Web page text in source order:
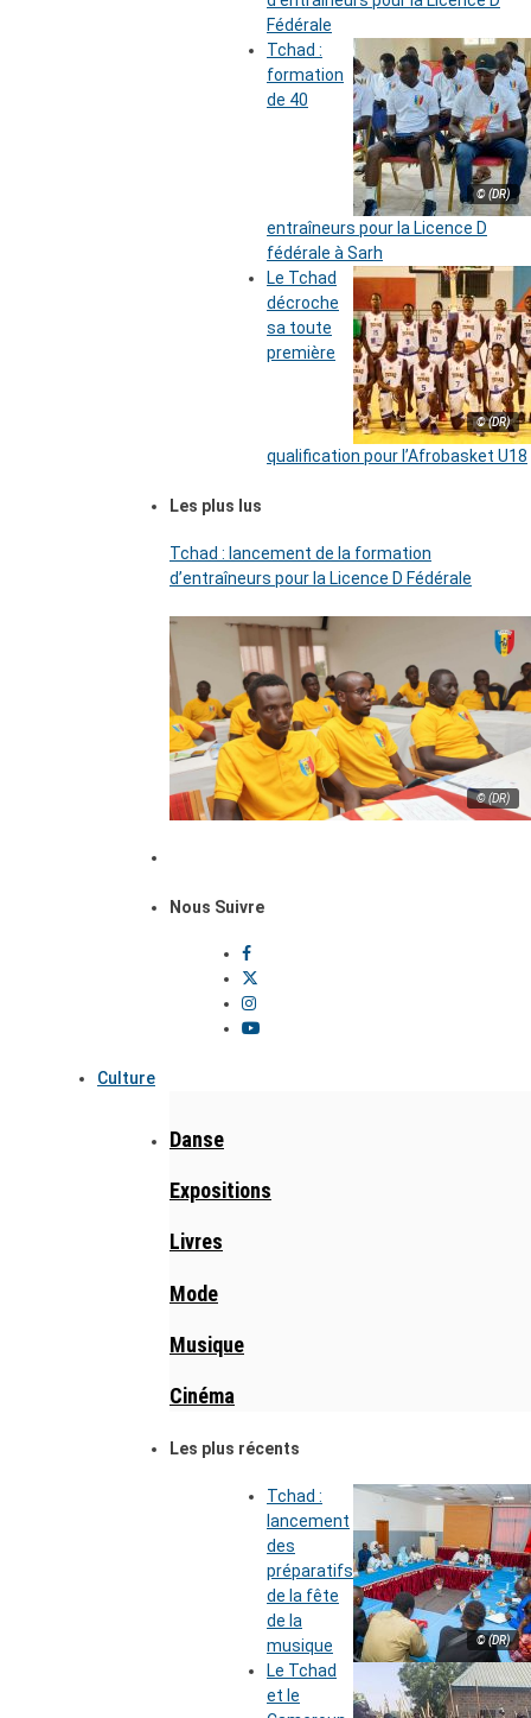
Fédérale
© (DR)
Tchad :
formation
de 40
entraîneurs pour la Licence D
fédérale à Sarh
© (DR)
Le Tchad
décroche
sa toute
première
qualification pour l’Afrobasket U18
Les plus lus
Tchad : lancement de la formation
d’entraîneurs pour la Licence D Fédérale
© (DR)
Nous Suivre
Culture
Danse
Expositions
Livres
Mode
Musique
Cinéma
Les plus récents
© (DR)
Tchad :
lancement
des
préparatifs
de la fête
de la
musique
Le Tchad
et le